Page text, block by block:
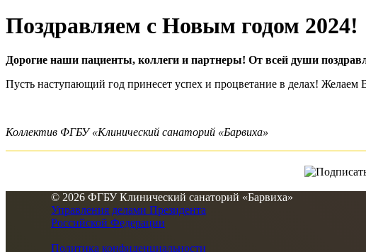
Поздравляем с Новым годом 2024!
Дорогие наши пациенты, коллеги и партнеры! От всей души
Пусть наступающий год принесет успех и процветание в делах! Желаем
Коллектив ФГБУ «Клинический санаторий «Барвиха»
© 2026 ФГБУ Клинический санаторий «Барвиха»
Управления делами Президента
Российской Федерации
Политика конфиденциальности